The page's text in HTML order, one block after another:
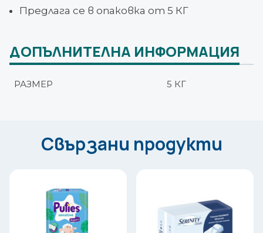
Предлага се в опаковка от 5 КГ
ДОПЪЛНИТЕЛНА ИНФОРМАЦИЯ
РАЗМЕР 5 КГ
Свързани продукти